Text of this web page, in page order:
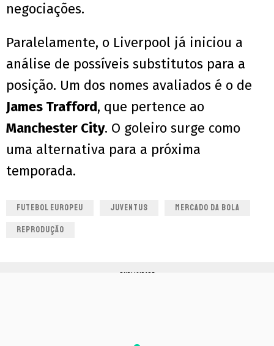
negociações.
Paralelamente, o Liverpool já iniciou a
análise de possíveis substitutos para a
posição. Um dos nomes avaliados é o de
James Trafford, que pertence ao
Manchester City. O goleiro surge como
uma alternativa para a próxima
temporada.
FUTEBOL EUROPEU JUVENTUS MERCADO DA BOLA
REPRODUÇÃO
PUBLICIDADE